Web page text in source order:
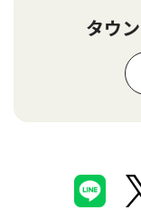
タウ